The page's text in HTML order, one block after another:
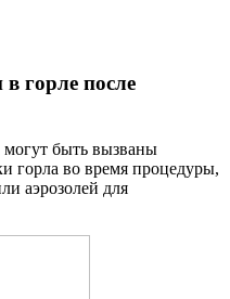
горле после
могут быть вызваны
горла во время процедуры,
аэрозолей для